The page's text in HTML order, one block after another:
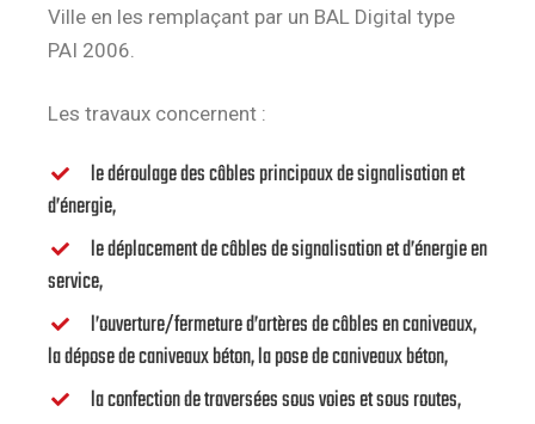
Ville en les remplaçant par un BAL Digital type
PAI 2006.
Les travaux concernent :
le déroulage des câbles principaux de signalisation et
d’énergie,
le déplacement de câbles de signalisation et d’énergie en
service,
l’ouverture/fermeture d’artères de câbles en caniveaux,
la dépose de caniveaux béton, la pose de caniveaux béton,
la confection de traversées sous voies et sous routes,